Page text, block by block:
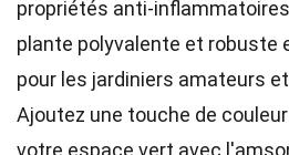
propriétés anti-
plante polyvalente et robuste
pour les jardiniers amateurs
Ajoutez une touche de
votre espace vert avec